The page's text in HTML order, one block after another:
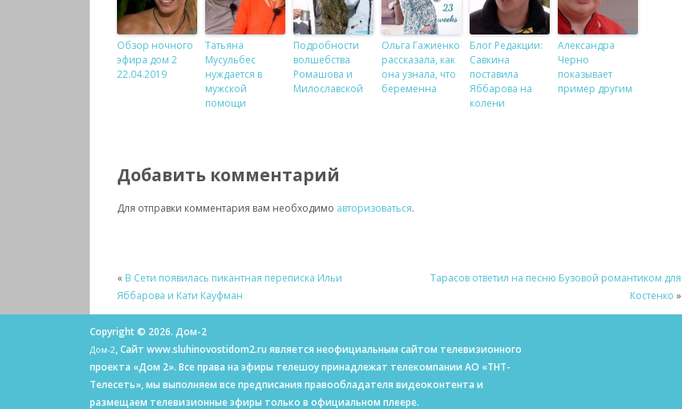
Обзор ночного
эфира дом 2
22.04.2019
Татьяна
Мусульбес
нуждается в
мужской
помощи
Подробности
волшебства
Ромашова и
Милославской
Ольга Гажиенко
рассказала, как
она узнала, что
беременна
Блог Редакции:
Савкина
поставила
Яббарова на
колени
Александра
Черно
показывает
пример другим
Добавить комментарий
Для отправки комментария вам необходимо авторизоваться.
« В Сети появилась пикантная переписка Ильи
Яббарова и Кати Кауфман
Тарасов ответил на песню Бузовой романтиком для
Костенко »
Copyright © 2026. Дом-2
Дом-2, Сайт www.sluhinovostidom2.ru является неофициальным сайтом телевизионного
проекта «Дом 2». Все права на эфиры телешоу принадлежат телекомпании АО «ТНТ-
Телесеть», мы выполняем все предписания правообладателя видеоконтента и
размещаем телевизионные эфиры только в официальном плеере.